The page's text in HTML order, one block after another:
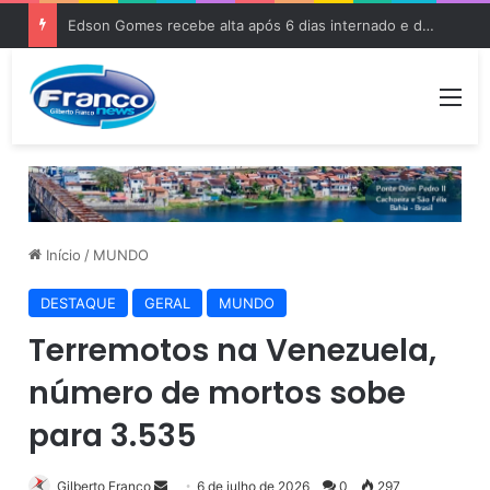
Edson Gomes recebe alta após 6 dias internado e deve voltar aos palcos
Início / MUNDO
DESTAQUE GERAL MUNDO
Terremotos na Venezuela,
número de mortos sobe
para 3.535
Gilberto Franco 6 de julho de 2026 0 297